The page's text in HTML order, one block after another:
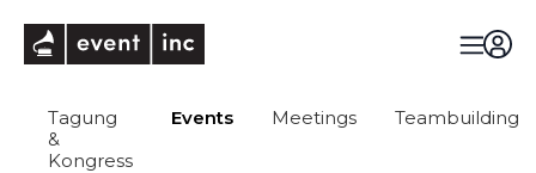
Tagung
&
Kongress
Events Meetings Teambuilding